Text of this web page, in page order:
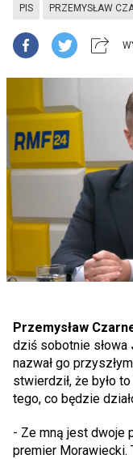
PIS PRZEMYSŁAW
Przemysław
dziś sobotnie słowa
nazwał go
stwierdził, że było
tego, co będzie
- Ze mną jest dwoje
premier Morawiecki.